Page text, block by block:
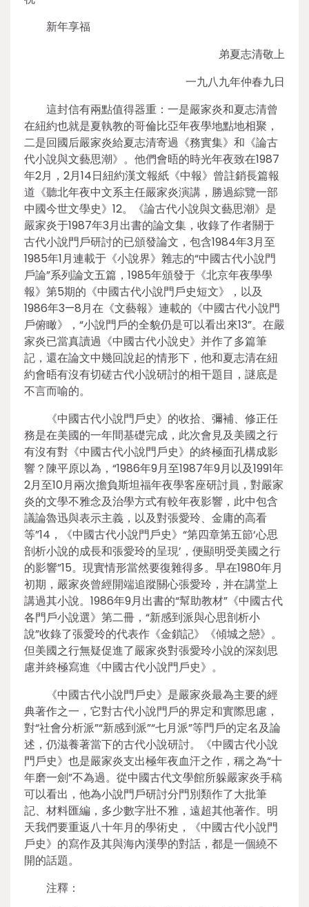
新年享福
弟夏志清敬上
一九八九年仲春九日
這封信有兩點值得器重：一是嚴家炎和夏志清曾
在紐約也就是夏執教的哥倫比亞年夜學地點地相聚，
二是回國后嚴家炎給夏志清寄過《務實集》和《論古
代小說與文藝思潮》。他們會晤的時光年夜致在1987
年2月，2月14日紐約漢文報紙《中報》曾註銷長篇報
道《聽北年夜中文系主任嚴家炎演講，勝過綜覽一部
中國今世文學史》12。《論古代小說與文藝思潮》是
嚴家炎于1987年3月出書的論文集，收錄了作者關于
古代小說門戶研討的已頒發論文，包含1984年3月至
1985年1月連載于《小說界》雜志的“中國古代小說門
戶論”系列論文五篇，1985年頒發于《北京年夜學學
報》第5期的《中國古代小說門戶史短文》，以及
1986年3—8月在《文藝報》連載的《中國古代小說門
戶俯瞰》，“小說門戶的全貌仍是可以看出來13”。在嚴
家炎已當真讀過《中國古代小說史》并作了多篇筆
記，還在論文中幾回說起的情形下，他和夏志清在紐
約會晤有沒有切磋古代小說研討的相干題目，謎底是
不言而喻的。
《中國古代小說門戶史》的收拾、彌補、修正任
務是在美國的一年間基礎完成，此次會見及美國之行
有沒有對《中國古代小說門戶史》的終極面孔構成影
響？陳平原以為，“1986年9月至1987年9月以及1991年
2月至10月兩次擔負斯坦福年夜學客座研討員，對嚴家
炎的文學不雅念及治學方式有較年夜影響，此中包含
議論魯迅與表示主義，以及對張愛玲、金庸的高看
等”14，《中國古代小說門戶史》“第四章第五節‘心思
剖析小說的成長和張愛玲的呈現’，便顯明受美國之行
的影響”15。現實情形當然要復雜得多。早在1980年月
初期，嚴家炎曾經開端追蹤關心張愛玲，并在講堂上
講過其小說。1986年9月出書的“幫助教材”《中國古代
各門戶小說選》第二冊，“新感到派與心思剖析小
說”收錄了張愛玲的代表作《金鎖記》《傾城之戀》。
但美國之行無疑促進了嚴家炎對張愛玲小說的深刻思
慮并終極寫進《中國古代小說門戶史》。
《中國古代小說門戶史》是嚴家炎最為主要的經
典著作之一，它對古代小說門戶的界定和實際思慮，
對“社會分析派”“新感到派”“七月派”等門戶的定名及論
述，仍滋養著當下的古代小說研討。《中國古代小說
門戶史》也是嚴家炎支出極年夜血汗之作，稱之為“十
年磨一劍”不為過。從中國古代文學館所躲嚴家炎手稿
可以看出，他為小說門戶研討分門別類作了大批筆
記、材料匯編，多少數字壯不雅，遠超其他著作。明
天我們要重返八十年月的學術史，《中國古代小說門
戶史》的寫作及其與海內漢學的對話，都是一個繞不
開的話題。
注釋：